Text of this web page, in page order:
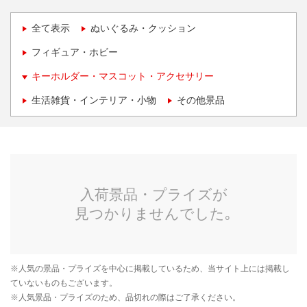
全て表示 ぬいぐるみ・クッション
フィギュア・ホビー
キーホルダー・マスコット・アクセサリー
生活雑貨・インテリア・小物 その他景品